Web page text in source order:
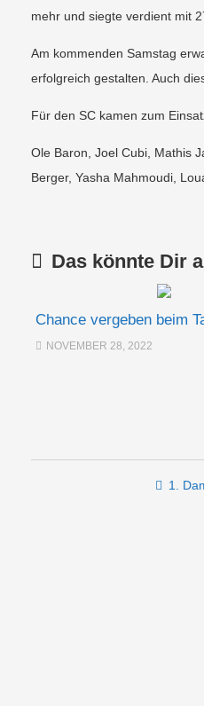
mehr und siegte verdient mit
Am kommenden Samstag
erfolgreich gestalten. Auch
Für den SC kamen zum
Ole Baron, Joel Cubi, Mathis
Berger, Yasha Mahmoudi,
Das könnte Dir
Chance vergeben beim
NOVEMBER 28, 2022
Post 1.